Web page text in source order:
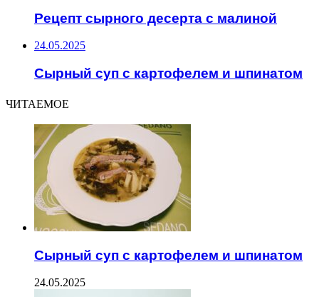
Рецепт сырного десерта с малиной
24.05.2025
Сырный суп с картофелем и шпинатом
ЧИТАЕМОЕ
Сырный суп с картофелем и шпинатом
24.05.2025